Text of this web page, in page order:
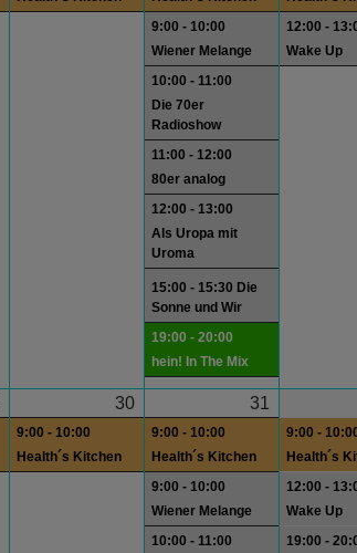
9:00 - 10:00
Wiener Melange
10:00 - 11:00
Die 70er
Radioshow
11:00 - 12:00
80er analog
12:00 - 13:00
Als Uropa mit
Uroma
15:00 - 15:30 Die
Sonne und Wir
19:00 - 20:00
hein! In The Mix
12:00 -
Wake Up
30
9:00 - 10:00
Health´s Kitchen
31
9:00 - 10:00
Health´s Kitchen
9:00 - 10:00
Wiener Melange
10:00 - 11:00
9:00 -
Health´s
12:00 -
Wake Up
19:00 -